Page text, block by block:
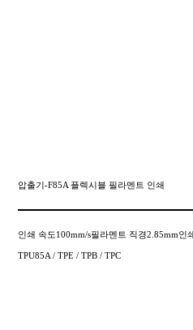
압출기-F85A 플렉시블 필라멘트 인쇄
인쇄 속도100mm/s필라멘트 직경2.85mm
TPU85A / TPE / TPB / TPC